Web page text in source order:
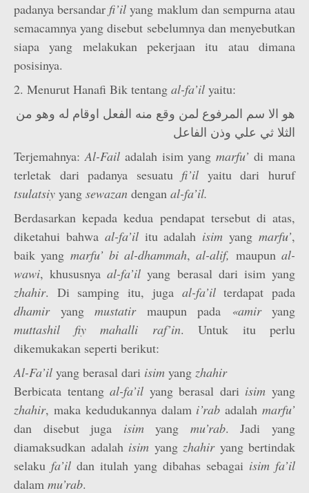
padanya bersandar fi’ilyang maklum dan sempurna atau
semacamnya yang disebut sebelumnya dan menyebutkan
siapa yang melakukan pekerjaan itu atau dimana
posisinya.
2. Menurut Hanafi Bik tentang al-fa’il yaitu:
هو الا سم المرفوع لمن وقع منه الفعل اوقام له وهو من
الثلا ثي علي وذن الفاعل
Terjemahnya:Al-Fail adalah isim yangmarfu’di mana
terletak dari padanya sesuatu fi’il yaitu dari huruf
tsulatsiy yang sewazan dengan al-fa’il.
Berdasarkan kepada kedua pendapat tersebut di atas,
diketahui bahwa al-fa’il itu adalah isim yangmarfu’,
baik yang marfu’ bi al-dhammah,al-alif, maupunal-
wawi, khususnyaal-fa’ilyang berasal dari isim yang
zhahir. Di samping itu, juga al-fa’ilterdapat pada
dhamir yang mustatir maupun pada «amir yang
muttashil fiy mahalli raf’in. Untuk itu perlu
dikemukakan seperti berikut:
Al-Fa’il yang berasal dari isim yang zhahir
Berbicata tentangal-fa’il yang berasal dari isim yang
zhahir, maka kedudukannya dalam i’rabadalahmarf­u’
dan disebut juga isimyang mu’rab. Jadi yang
diamaksudkan adalah isim yang zhahir yang bertindak
selaku fa’il dan itulah yang dibahas sebagai isim fa’il
dalam mu’rab.